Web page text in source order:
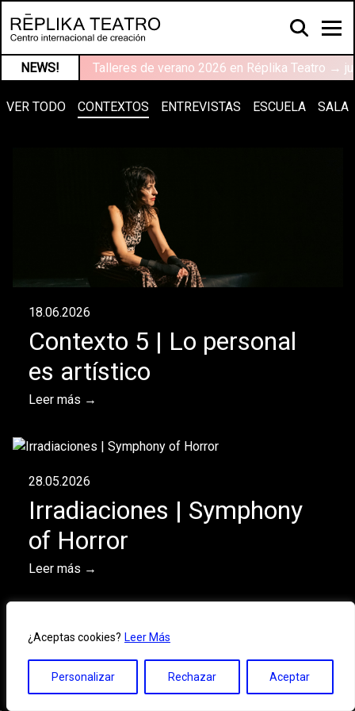
¿Aceptas cookies? Leer Más
Personalizar Rechazar Aceptar
NEWS! Talleres de verano 2026 en Réplika Teatro →
VER TODO CONTEXTOS ENTREVISTAS ESCUELA SALA
18.06.2026
Contexto 5 | Lo personal
es artístico
Leer más →
28.05.2026
Irradiaciones | Symphony
of Horror
Leer más →
Contexto 4 | La conmoción